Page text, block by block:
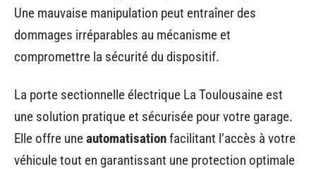
Une mauvaise manipulation peut entraîner des
dommages irréparables au mécanisme et
compromettre la sécurité du dispositif.
La porte sectionnelle électrique La Toulousaine est
une solution pratique et sécurisée pour votre garage.
Elle offre uneautomatisationfacilitant l’accès à votre
véhicule tout en garantissant une protection optimale